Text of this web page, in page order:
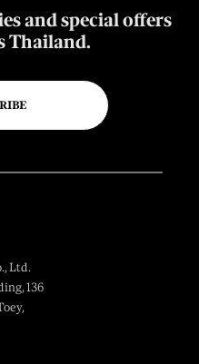
and special offers
Thailand.
Ltd.
136